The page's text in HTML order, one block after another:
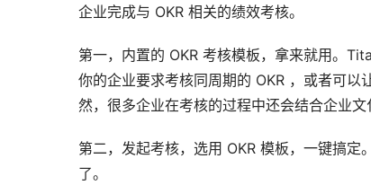
企业完成与 OKR 相关的绩效考核。
第一，内置的 OKR 考核模板，拿来就用。
你的企业要求考核同周期的 OKR ，或者可以
然，很多企业在考核的过程中还会结合企业
第二，发起考核，选用 OKR 模板，一键搞
了。